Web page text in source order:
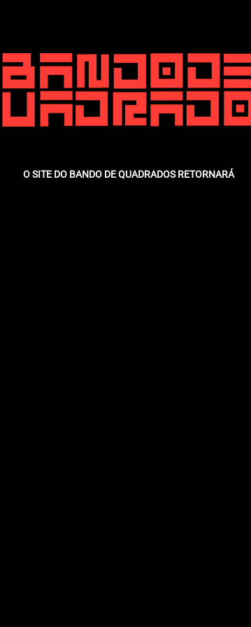
O SITE DO BANDO DE QUADRADOS RETORNARÁ